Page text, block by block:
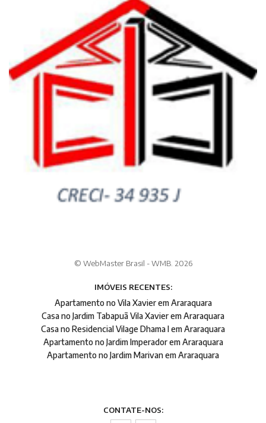
© WebMaster Brasil - WMB. 2026
IMÓVEIS RECENTES:
Apartamento no Vila Xavier em Araraquara
Casa no Jardim Tabapuã Vila Xavier em Araraquara
Casa no Residencial Vilage Dhama I em Araraquara
Apartamento no Jardim Imperador em Araraquara
Apartamento no Jardim Marivan em Araraquara
CONTATE-NOS: